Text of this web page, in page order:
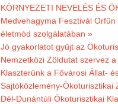
KÖRNYEZETI NEVELÉS ÉS
Medvehagyma Fesztivál
életmód szolgálatában »
Jó gyakorlatot gyűjt az
Nemzetközi Zöldutat szervez
Klaszterünk a Fővárosi Állat-
Sajtóközlemény-Ökoturisztikai
Dél-Dunántúli Ökoturisztikai